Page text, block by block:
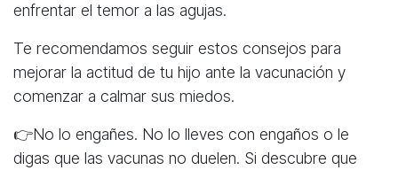
enfrentar el temor a las agujas.
Te recomendamos seguir estos consejos para
mejorar la actitud de tu hijo ante la vacunación y
comenzar a calmar sus miedos.
👉No lo engañes. No lo lleves con engaños o le
digas que las vacunas no duelen. Si descubre que